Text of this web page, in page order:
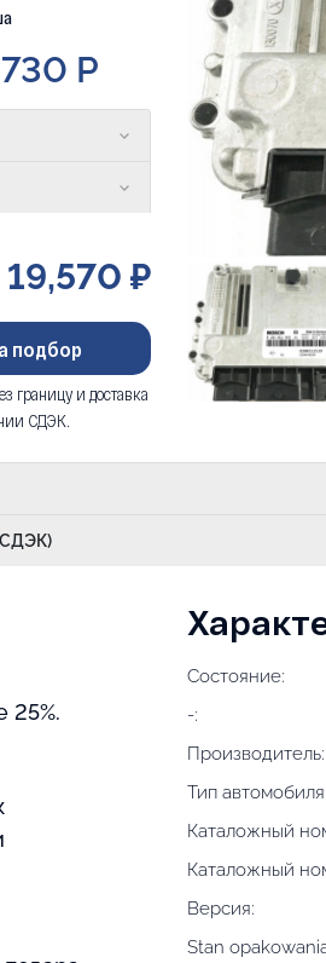
Р
19,570 ₽
подбор
границу и доставка
СДЭК.
СДЭК)
25%.
Состояние:
-:
Производитель:
Тип автомобиля:
Каталожный
Каталожный
Версия:
Stan